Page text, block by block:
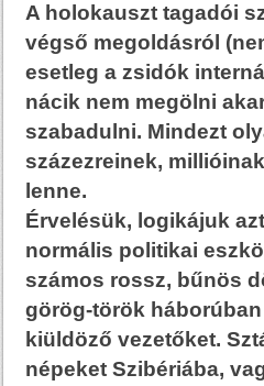
A holokauszt tagadói
végső megoldásról
esetleg a zsidók
nácik nem megölni
szabadulni. Mindezt
százezreinek,
lenne.
Érvelésük, logikájuk
normális politikai
számos rossz, bűnös
görög-török
kiüldöző vezetőket.
népeket Szibériába,